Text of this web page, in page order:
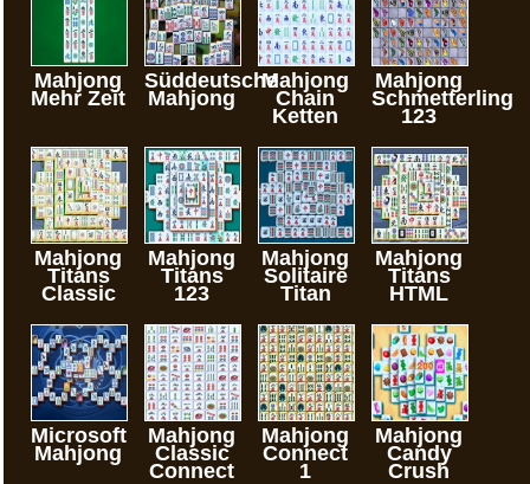
Mahjong
Mehr Zeit
Süddeutsche
Mahjong
Mahjong
Chain
Ketten
Mahjong
Schmetterling
123
Mahjong
Titans
Classic
Mahjong
Titans
123
Mahjong
Solitaire
Titan
Mahjong
Titans
HTML
Microsoft
Mahjong
Mahjong
Classic
Connect
Mahjong
Connect
1
Mahjong
Candy
Crush